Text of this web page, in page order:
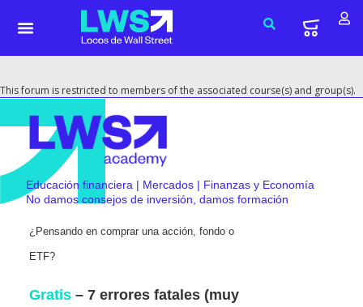
This forum is restricted to members of the associated course(s) and group(s).
Educación financiera | Mercados | Finanzas y Economía
No damos consejos de inversión, damos formación
¿Pensando en comprar una acción, fondo o
ETF?
Gratis – 7 errores fatales (muy